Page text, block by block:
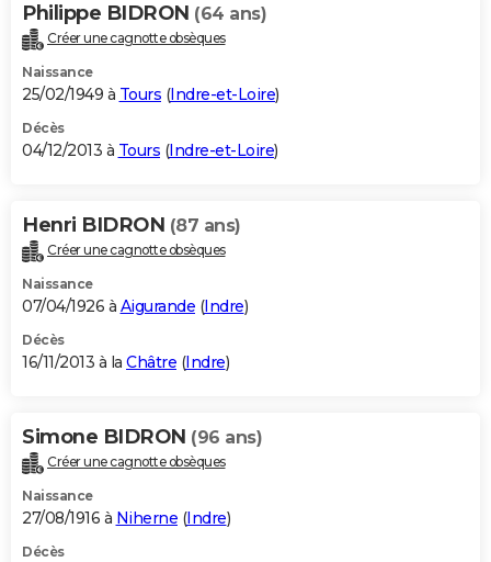
Philippe BIDRON (64 ans)
Créer une cagnotte obsèques
Naissance
25/02/1949 à Tours (Indre-et-Loire)
Décès
04/12/2013 à Tours (Indre-et-Loire)
Henri BIDRON (87 ans)
Créer une cagnotte obsèques
Naissance
07/04/1926 à Aigurande (Indre)
Décès
16/11/2013 à la Châtre (Indre)
Simone BIDRON (96 ans)
Créer une cagnotte obsèques
Naissance
27/08/1916 à Niherne (Indre)
Décès